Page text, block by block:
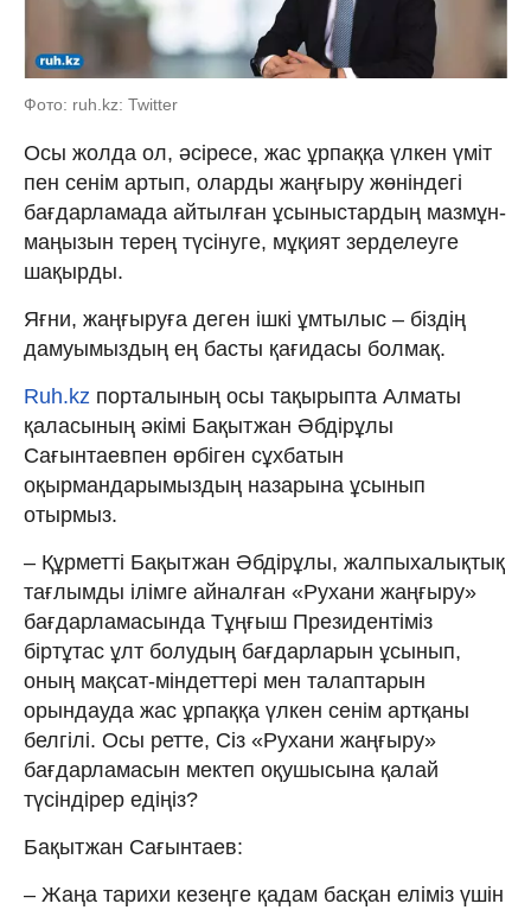
Фото: ruh.kz: Twitter
Осы жолда ол, әсіресе, жас ұрпаққа үлкен үміт
пен сенім артып, оларды жаңғыру жөніндегі
бағдарламада айтылған ұсыныстардың мазмұн-
маңызын терең түсінуге, мұқият зерделеуге
шақырды.
Яғни, жаңғыруға деген ішкі ұмтылыс – біздің
дамуымыздың ең басты қағидасы болмақ.
Ruh.kz порталының осы тақырыпта Алматы
қаласының әкімі Бақытжан Әбдірұлы
Сағынтаевпен өрбіген сұхбатын
оқырмандарымыздың назарына ұсынып
отырмыз.
– Құрметті Бақытжан Әбдірұлы, жалпыхалықтық
тағлымды ілімге айналған «Рухани жаңғыру»
бағдарламасында Тұңғыш Президентіміз
біртұтас ұлт болудың бағдарларын ұсынып,
оның мақсат-міндеттері мен талаптарын
орындауда жас ұрпаққа үлкен сенім артқаны
белгілі. Осы ретте, Сіз «Рухани жаңғыру»
бағдарламасын мектеп оқушысына қалай
түсіндірер едіңіз?
Бақытжан Сағынтаев:
– Жаңа тарихи кезеңге қадам басқан еліміз үшін